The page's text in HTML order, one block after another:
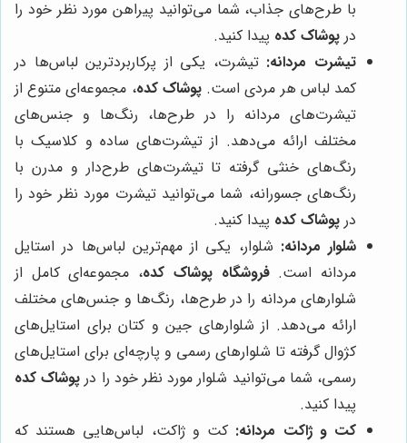
با طرح‌های جذاب، شما می‌توانید پیراهن مورد نظر خود را
در پوشاک کده پیدا کنید.
تیشرت مردانه: تیشرت، یکی از پرکاربردترین لباس‌ها در
کمد لباس هر مردی است.پوشاک کده، مجموعه‌ای متنوع از
تیشرت‌های مردانه را در طرح‌ها، رنگ‌ها و جنس‌های
مختلف ارائه می‌دهد. از تیشرت‌های ساده و کلاسیک با
رنگ‌های خنثی گرفته تا تیشرت‌های طرح‌دار و مدرن با
رنگ‌های جسورانه، شما می‌توانید تیشرت مورد نظر خود را
در پوشاک کده پیدا کنید.
شلوار مردانه: شلوار، یکی از مهم‌ترین لباس‌ها در استایل
مردانه است.فروشگاه پوشاک کده، مجموعه‌ای کامل از
شلوارهای مردانه را در طرح‌ها، رنگ‌ها و جنس‌های مختلف
ارائه می‌دهد. از شلوارهای جین و کتان برای استایل‌های
کژوال گرفته تا شلوارهای رسمی و پارچه‌ای برای استایل‌های
رسمی، شما می‌توانید شلوار مورد نظر خود را در پوشاک کده
پیدا کنید.
کت و ژاکت مردانه: کت و ژاکت، لباس‌هایی هستند که